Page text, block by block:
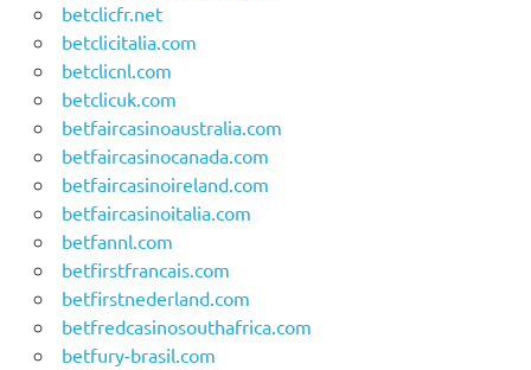
betclicfr.net
betclicitalia.com
betclicnl.com
betclicuk.com
betfaircasinoaustralia.com
betfaircasinocanada.com
betfaircasinoireland.com
betfaircasinoitalia.com
betfannl.com
betfirstfrancais.com
betfirstnederland.com
betfredcasinosouthafrica.com
betfury-brasil.com